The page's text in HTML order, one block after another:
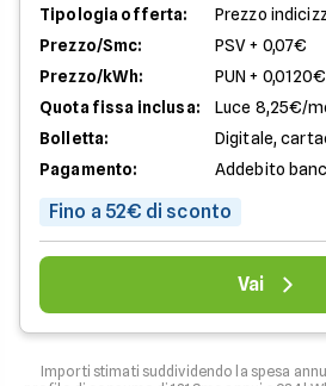
Tipologia offerta:
Prezzo
Prezzo/Smc:
PSV + 0,07€
Prezzo/kWh:
PUN + 0,0120€
Quota fissa inclusa:
Luce 8,25€/
Bolletta:
Digitale,
Pagamento:
Addebito
Fino a 52€ di sconto
Vai
Importi stimati suddividendo la spesa